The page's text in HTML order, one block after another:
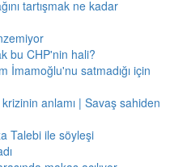
tartışmak ne kadar
bu CHP'nin hali?
İmamoğlu'nu satmadığı için
anlamı | Savaş sahiden
Talebi ile söyleşi